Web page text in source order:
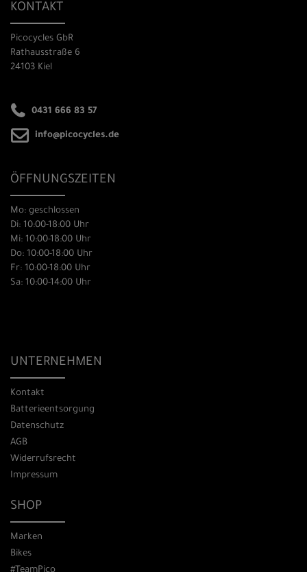
KONTAKT
Picocycles GbR
Rathausstraße 6
24103 Kiel
0431 666 83 57
info@picocycles.de
ÖFFNUNGSZEITEN
Mo: geschlossen
Di: 10:00-18:00 Uhr
Mi: 10:00-18:00 Uhr
Do: 10:00-18:00 Uhr
Fr: 10:00-18:00 Uhr
Sa: 10:00-14:00 Uhr
UNTERNEHMEN
Kontakt
Batterieentsorgung
Datenschutz
AGB
Widerrufsrecht
Impressum
SHOP
Marken
Bikes